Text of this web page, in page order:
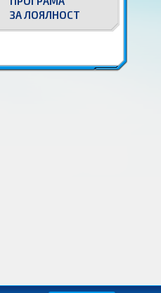
ЗА ЛОЯЛНОСТ